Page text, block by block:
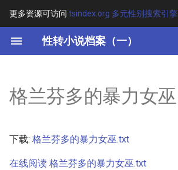
更多资源可访问 tsindex.org 多元性别搜索引擎
性转小说档案（一）
键
开
搜
索
其他信息 [Processed Page
格兰芬多的暴力女巫
下载: 格兰芬多的暴力女巫.txt
在线阅读 格兰芬多的暴力女巫.txt